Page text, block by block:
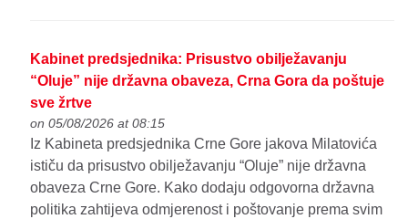
Kabinet predsjednika: Prisustvo obilježavanju
“Oluje” nije državna obaveza, Crna Gora da poštuje
sve žrtve
on 05/08/2026 at 08:15
Iz Kabineta predsjednika Crne Gore jakova Milatovića
ističu da prisustvo obilježavanju “Oluje” nije državna
obaveza Crne Gore. Kako dodaju odgovorna državna
politika zahtijeva odmjerenost i poštovanje prema svim